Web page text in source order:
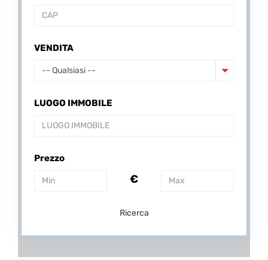
VENDITA
-- Qualsiasi --
LUOGO IMMOBILE
Prezzo
€
Ricerca